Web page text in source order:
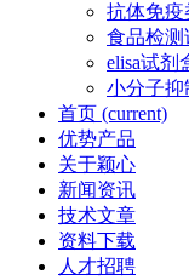
抗体免疫
食品检测
elisa试剂
小分子抑
首页 (current)
优势产品
关于颖心
新闻资讯
技术文章
资料下载
人才招聘